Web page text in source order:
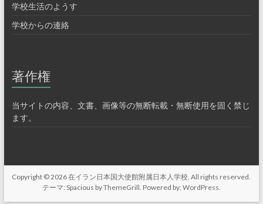
学校生活のようす
学校からの連絡
著作権
当サイトの内容、文書、画像等の無断転載・無断使用を固く禁じ
ます。
Copyright © 2026在イラン日本国大使館附属日本人学校 . All rights reserved.
テーマ: Spacious by ThemeGrill. Powered by: WordPress